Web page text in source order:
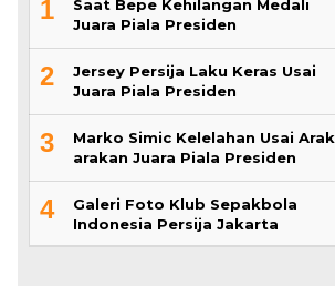
1
Saat Bepe Kehilangan Medali
Juara Piala Presiden
2
Jersey Persija Laku Keras Usai
Juara Piala Presiden
3
Marko Simic Kelelahan Usai Arak
arakan Juara Piala Presiden
4
Galeri Foto Klub Sepakbola
Indonesia Persija Jakarta